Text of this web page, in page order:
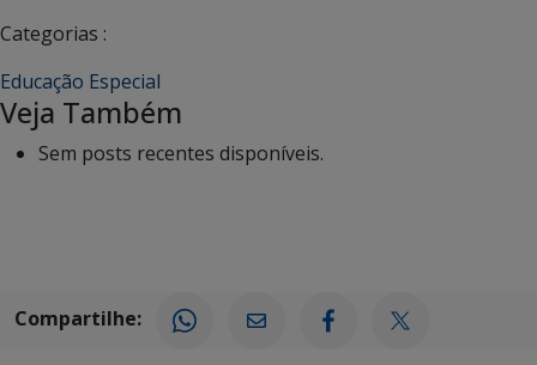
Categorias :
Educação Especial
Veja Também
Sem posts recentes disponíveis.
Compartilhe: